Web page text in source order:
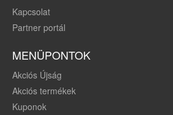
Kapcsolat
Partner portál
MENÜPONTOK
Akciós Újság
Akciós termékek
Kuponok